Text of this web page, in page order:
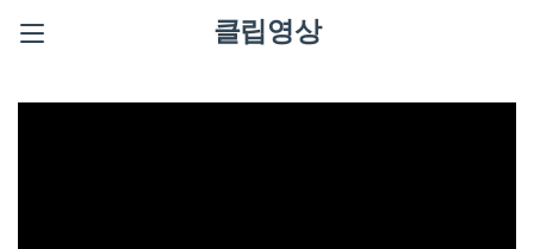
클립영상